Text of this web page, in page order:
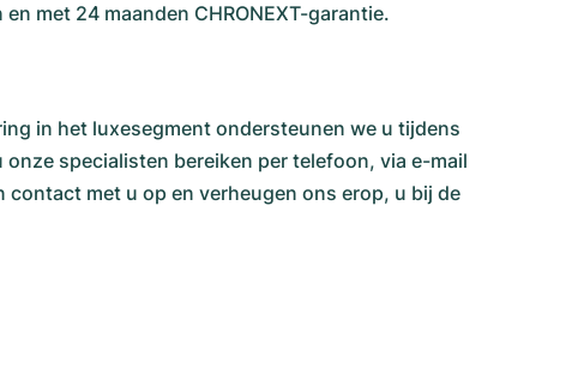
met 24 maanden CHRONEXT-garantie.
in het luxesegment ondersteunen we u tijdens
specialisten bereiken per telefoon, via e-mail
contact met u op en verheugen ons erop, u bij de